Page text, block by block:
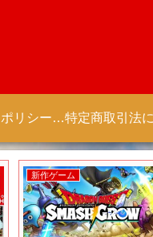
プライバシーポリシー 【Colorful Creation】
新作ゲーム